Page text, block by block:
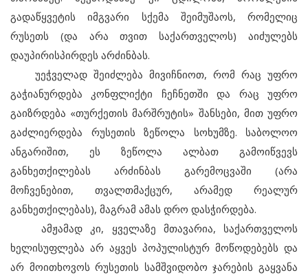
გადაწყვეტის იმგვარი სქემა შეიმუშაოს, რომელიც
რუსეთს (და არა თვით საქართველოს) აიძულებს
დაუპირისპირდეს არძინბას.
უეჭველად შეიძლება მივიჩნიოთ, რომ რაც უფრო
გაჭიანურდება კონფლიქტი ჩეჩნეთში და რაც უფრო
გაიზრდება «თურქეთის მარშრუტის» შანსები, მით უფრო
გაძლიერდება რუსეთის ზეწოლა სოხუმზე. საბოლოო
ანგარიშით, ეს ზეწოლა ალბათ გამოიწვევს
განხეთქილებას არძინბას გარემოცვაში (არა
მოჩვენებით, თვალთმაქცურ, არამედ რეალურ
განხეთქილებას), მაგრამ ამას დრო დასჭირდება.
ამჟამად კი, ყველაზე მთავარია, საქართველოს
ხელისუფლება არ აყვეს პოპულისტურ მოწოდებებს და
არ მოითხოვოს რუსეთის სამშვიდობო ჯარების გაყვანა